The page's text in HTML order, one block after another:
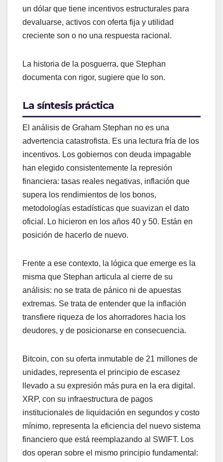
un dólar que tiene incentivos estructurales para
devaluarse, activos con oferta fija y utilidad
creciente son o no una respuesta racional.
La historia de la posguerra, que Stephan
documenta con rigor, sugiere que lo son.
La síntesis práctica
El análisis de Graham Stephan no es una
advertencia catastrofista. Es una lectura fría de los
incentivos. Los gobiernos con deuda impagable
han elegido consistentemente la represión
financiera: tasas reales negativas, inflación que
supera los rendimientos de los bonos,
metodologías estadísticas que suavizan el dato
oficial. Lo hicieron en los años 40 y 50. Están en
posición de hacerlo de nuevo.
Frente a ese contexto, la lógica que emerge es la
misma que Stephan articula al cierre de su
análisis: no se trata de pánico ni de apuestas
extremas. Se trata de entender que la inflación
transfiere riqueza de los ahorradores hacia los
deudores, y de posicionarse en consecuencia.
Bitcoin, con su oferta inmutable de 21 millones de
unidades, representa el principio de escasez
llevado a su expresión más pura en la era digital.
XRP, con su infraestructura de pagos
institucionales de liquidación en segundos y costo
mínimo, representa la eficiencia del nuevo sistema
financiero que está reemplazando al SWIFT. Los
dos operan sobre el mismo principio fundamental: